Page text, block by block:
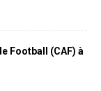
Football (CAF) à